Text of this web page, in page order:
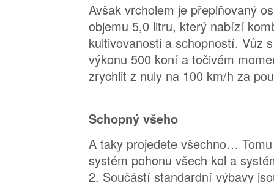
Avšak vrcholem je přeplňovaný
objemu 5,0 litru, který nabízí
kultivovanosti a schopností. Vůz
výkonu 500 koní a točivém
zrychlit z nuly na 100 km/h za
Schopný všeho
A taky projedete všechno…
systém pohonu všech kol a
2. Součástí standardní výbavy